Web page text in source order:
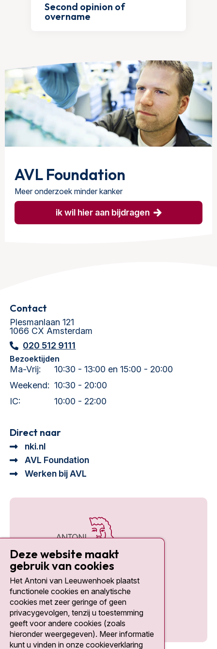
Second opinion of
overname
AVL Foundation
Meer onderzoek minder kanker
ik wil hier aan bijdragen
Contact
Plesmanlaan 121
1066 CX Amsterdam
020 512 9111
Bezoektijden
Ma-Vrij:
10:30 - 13:00 en 15:00 - 20:00
Weekend: 10:30 - 20:00
IC:
10:00 - 22:00
Direct naar
nki.nl
AVL Foundation
Werken bij AVL
Social media
Deze website maakt
gebruik van cookies
Het Antoni van Leeuwenhoek plaatst
functionele cookies en analytische
cookies met zeer geringe of geen
privacygevolgen, tenzij u toestemming
geeft voor andere cookies (zoals
hieronder weergegeven). Meer informatie
kunt u vinden in onze cookieverklaring